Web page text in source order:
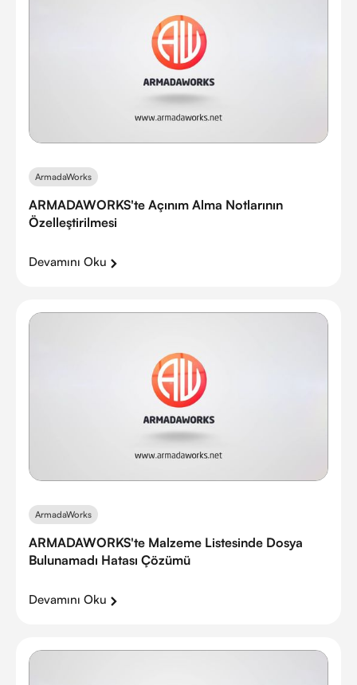
ArmadaWorks
ARMADAWORKS'te Açınım Alma Notlarının
Özelleştirilmesi
Devamını Oku
ArmadaWorks
ARMADAWORKS'te Malzeme Listesinde Dosya
Bulunamadı Hatası Çözümü
Devamını Oku